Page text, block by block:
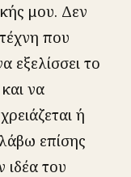
μου. Δεν
που
εξελίσσει το
να
ή
επίσης
ιδέα του